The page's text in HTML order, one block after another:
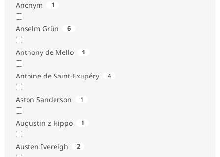
Anonym 1
Anselm Grün 6
Anthony de Mello 1
Antoine de Saint-Exupéry 4
Aston Sanderson 1
Augustin z Hippo 1
Austen Ivereigh 2